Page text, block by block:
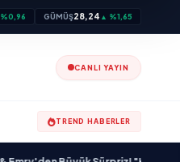
GÜMÜŞ28,24 ▲ %1,65
CANLI YAYIN
TREND HABERLER